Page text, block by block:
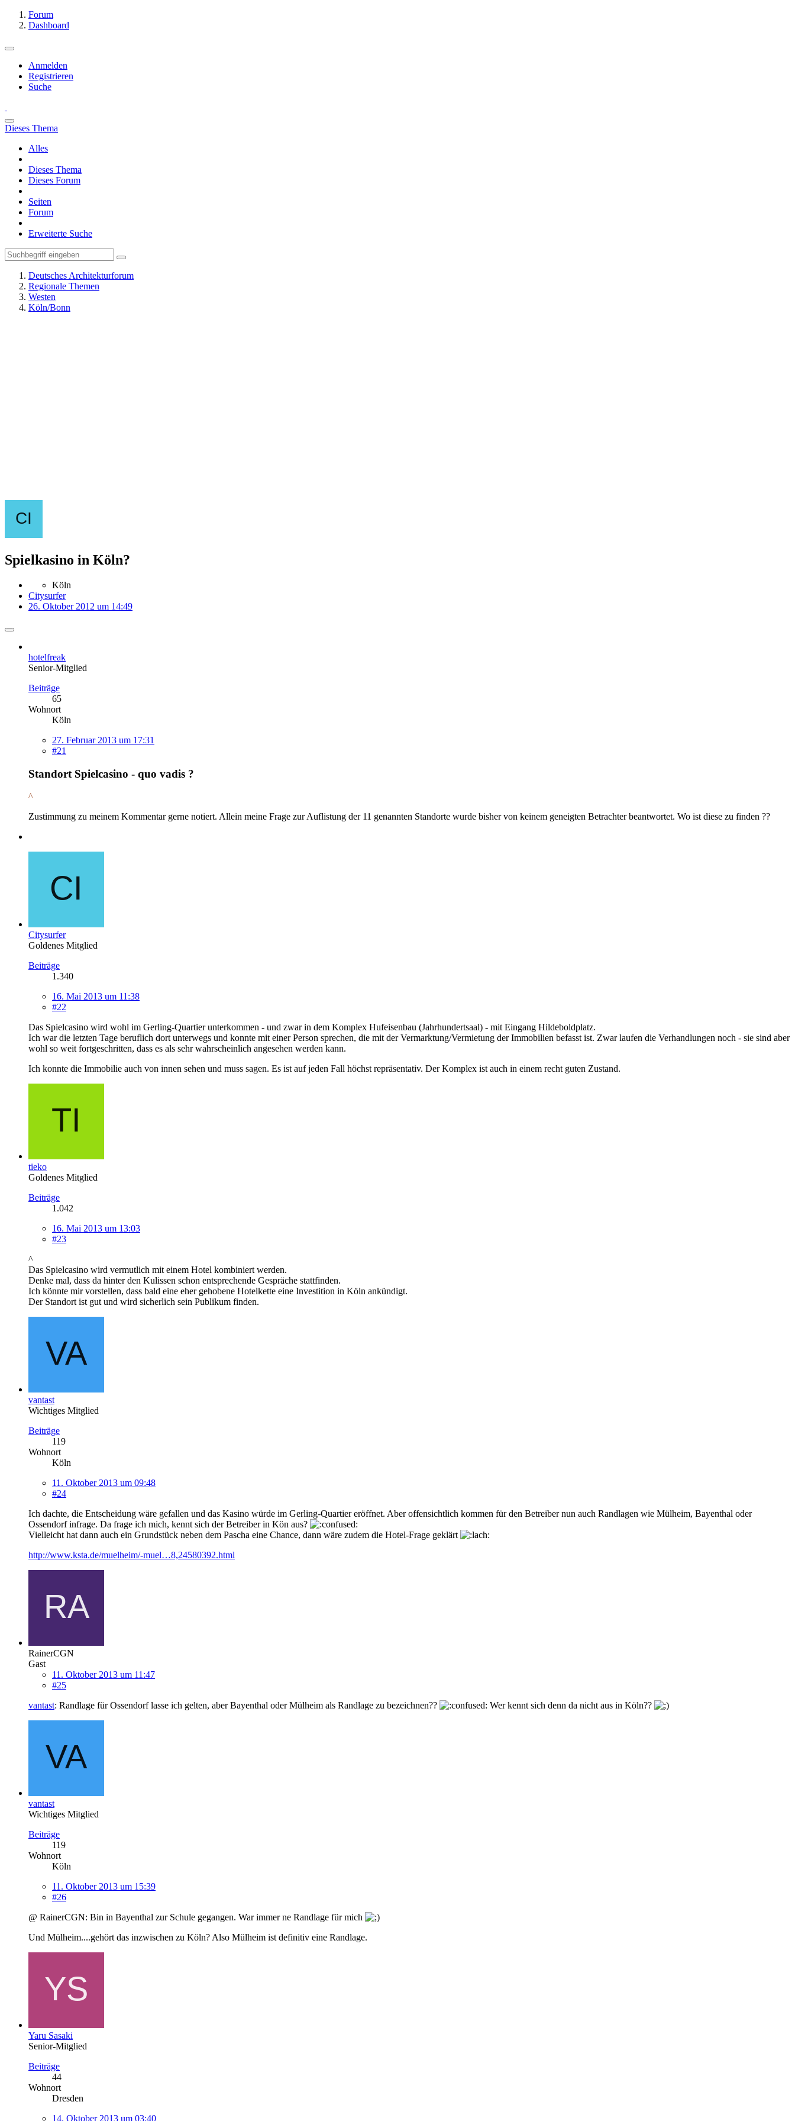
Forum
Dashboard
Anmelden
Registrieren
Suche
Dieses Thema
Alles
Dieses Thema
Dieses Forum
Seiten
Forum
Erweiterte Suche
Deutsches Architekturforum
Regionale Themen
Westen
Köln/Bonn
Spielkasino in Köln?
Köln
Citysurfer
26. Oktober 2012 um 14:49
hotelfreak
Senior-Mitglied
Beiträge
65
Wohnort
Köln
27. Februar 2013 um 17:31
#21
Standort Spielcasino - quo vadis ?
^
Zustimmung zu meinem Kommentar gerne notiert. Allein meine Frage zur Auflistung der 11 genannten Standorte wurde bisher von keinem geneigten Betrachter beantwortet. Wo ist diese zu finden ??
Citysurfer
Goldenes Mitglied
Beiträge
1.340
16. Mai 2013 um 11:38
#22
Das Spielcasino wird wohl im Gerling-Quartier unterkommen - und zwar in dem Komplex Hufeisenbau (Jahrhundertsaal) - mit Eingang Hildeboldplatz.
Ich war die letzten Tage beruflich dort unterwegs und konnte mit einer Person sprechen, die mit der Vermarktung/Vermietung der Immobilien befasst ist. Zwar laufen die Verhandlungen noch - sie sind aber
wohl so weit fortgeschritten, dass es als sehr wahrscheinlich angesehen werden kann.
Ich konnte die Immobilie auch von innen sehen und muss sagen. Es ist auf jeden Fall höchst repräsentativ. Der Komplex ist auch in einem recht guten Zustand.
tieko
Goldenes Mitglied
Beiträge
1.042
16. Mai 2013 um 13:03
#23
^
Das Spielcasino wird vermutlich mit einem Hotel kombiniert werden.
Denke mal, dass da hinter den Kulissen schon entsprechende Gespräche stattfinden.
Ich könnte mir vorstellen, dass bald eine eher gehobene Hotelkette eine Investition in Köln ankündigt.
Der Standort ist gut und wird sicherlich sein Publikum finden.
vantast
Wichtiges Mitglied
Beiträge
119
Wohnort
Köln
11. Oktober 2013 um 09:48
#24
Ich dachte, die Entscheidung wäre gefallen und das Kasino würde im Gerling-Quartier eröffnet. Aber offensichtlich kommen für den Betreiber nun auch Randlagen wie Mülheim, Bayenthal oder
Ossendorf infrage. Da frage ich mich, kennt sich der Betreiber in Kön aus?
Vielleicht hat dann auch ein Grundstück neben dem Pascha eine Chance, dann wäre zudem die Hotel-Frage geklärt
http://www.ksta.de/muelheim/-muel…8,24580392.html
RainerCGN
Gast
11. Oktober 2013 um 11:47
#25
vantast: Randlage für Ossendorf lasse ich gelten, aber Bayenthal oder Mülheim als Randlage zu bezeichnen?? Wer kennt sich denn da nicht aus in Köln??
vantast
Wichtiges Mitglied
Beiträge
119
Wohnort
Köln
11. Oktober 2013 um 15:39
#26
@ RainerCGN: Bin in Bayenthal zur Schule gegangen. War immer ne Randlage für mich
Und Mülheim....gehört das inzwischen zu Köln? Also Mülheim ist definitiv eine Randlage.
Yaru Sasaki
Senior-Mitglied
Beiträge
44
Wohnort
Dresden
14. Oktober 2013 um 03:40